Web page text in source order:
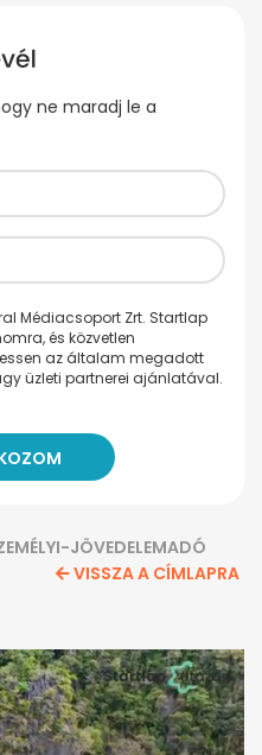
ne maradj le a
Médiacsoport Zrt. Startlap
és közvetlen
az általam megadott
üzleti partnerei ajánlatával.
JÖVEDELEMADÓ
VISSZA A CÍMLAPRA